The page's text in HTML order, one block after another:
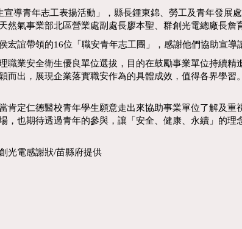
宣導青年志工表揚活動」，縣長鍾東錦、勞工及青年發
氣事業部北區營業處副處長廖本聖、群創光電總廠長詹
誼帶領的16位「職安青年志工團」，感謝他們協助宣導
職業安全衛生優良單位選拔，目的在鼓勵事業單位持續
而出，展現企業落實職安作為的具體成效，值得各界學
肯定仁德醫校青年學生願意走出來協助事業單位了解及
，也期待透過青年的參與，讓「安全、健康、永續」的
光電感謝狀/苗縣府提供